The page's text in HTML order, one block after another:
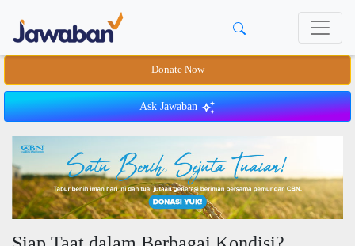
Donate Now
Ask Jawaban